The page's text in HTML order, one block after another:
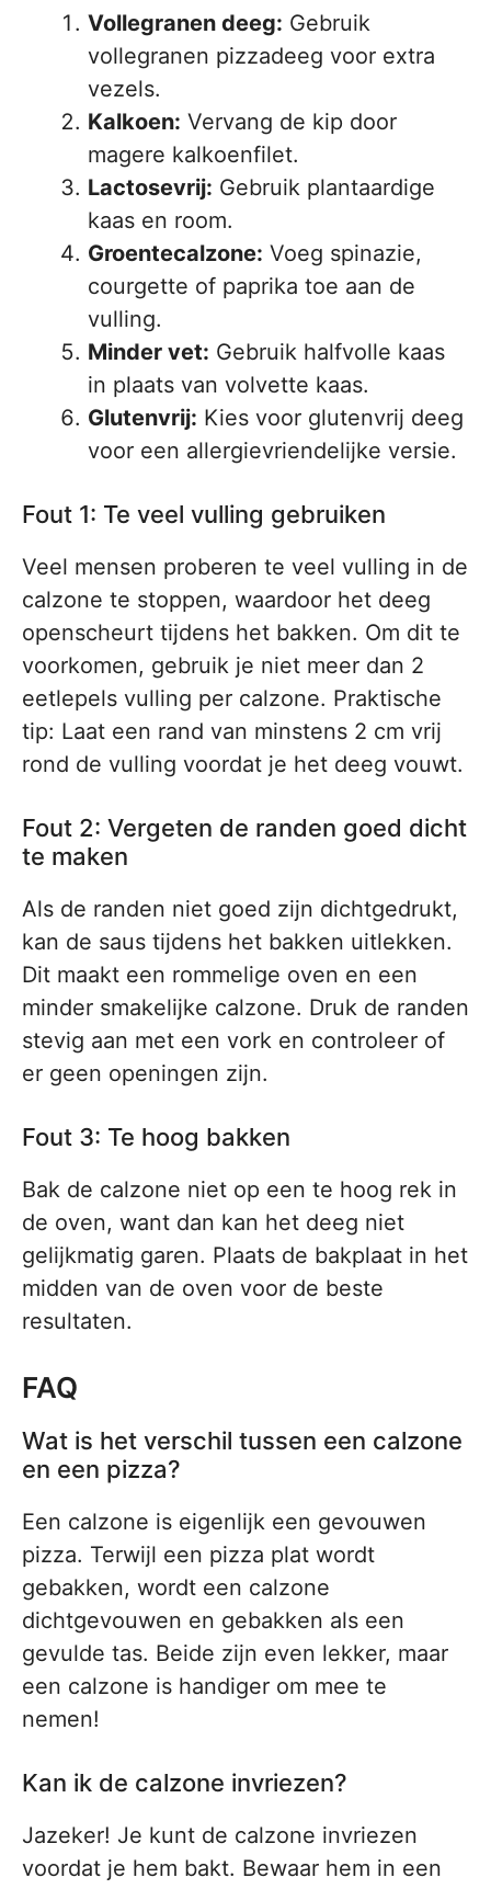
Vollegranen deeg: Gebruik
vollegranen pizzadeeg voor extra
vezels.
Kalkoen: Vervang de kip door
magere kalkoenfilet.
Lactosevrij: Gebruik plantaardige
kaas en room.
Groentecalzone: Voeg spinazie,
courgette of paprika toe aan de
vulling.
Minder vet: Gebruik halfvolle kaas
in plaats van volvette kaas.
Glutenvrij: Kies voor glutenvrij deeg
voor een allergievriendelijke versie.
Fout 1: Te veel vulling gebruiken
Veel mensen proberen te veel vulling in de
calzone te stoppen, waardoor het deeg
openscheurt tijdens het bakken. Om dit te
voorkomen, gebruik je niet meer dan 2
eetlepels vulling per calzone. Praktische
tip: Laat een rand van minstens 2 cm vrij
rond de vulling voordat je het deeg vouwt.
Fout 2: Vergeten de randen goed dicht
te maken
Als de randen niet goed zijn dichtgedrukt,
kan de saus tijdens het bakken uitlekken.
Dit maakt een rommelige oven en een
minder smakelijke calzone. Druk de randen
stevig aan met een vork en controleer of
er geen openingen zijn.
Fout 3: Te hoog bakken
Bak de calzone niet op een te hoog rek in
de oven, want dan kan het deeg niet
gelijkmatig garen. Plaats de bakplaat in het
midden van de oven voor de beste
resultaten.
FAQ
Wat is het verschil tussen een calzone
en een pizza?
Een calzone is eigenlijk een gevouwen
pizza. Terwijl een pizza plat wordt
gebakken, wordt een calzone
dichtgevouwen en gebakken als een
gevulde tas. Beide zijn even lekker, maar
een calzone is handiger om mee te
nemen!
Kan ik de calzone invriezen?
Jazeker! Je kunt de calzone invriezen
voordat je hem bakt. Bewaar hem in een